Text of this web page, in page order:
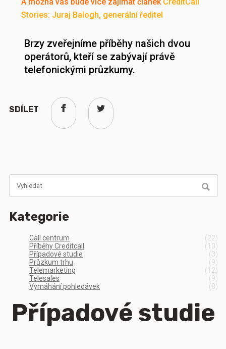
Stories: Juraj Balogh, generální ředitel
Brzy zveřejníme příběhy našich dvou
operátorů, kteří se zabývají právě
telefonickými průzkumy.
SDÍLET
Kategorie
Call centrum
(22)
Příběhy Creditcall
(10)
Případové studie
(3)
Průzkum trhu
(9)
Telemarketing
(12)
Telesales
(9)
Vymáhání pohledávek
(8)
Případové studie